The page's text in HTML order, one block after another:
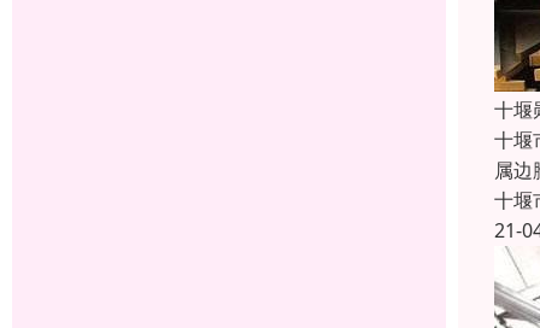
十堰
十堰
属
十堰
21-